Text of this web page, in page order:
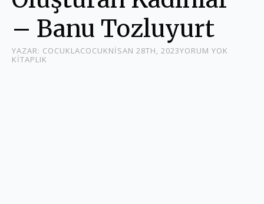
– Banu Tozluyurt
YAZAR: COCUKLACOCUKNISAN 28TH, 2023YORUM YOK
KITAPLIK